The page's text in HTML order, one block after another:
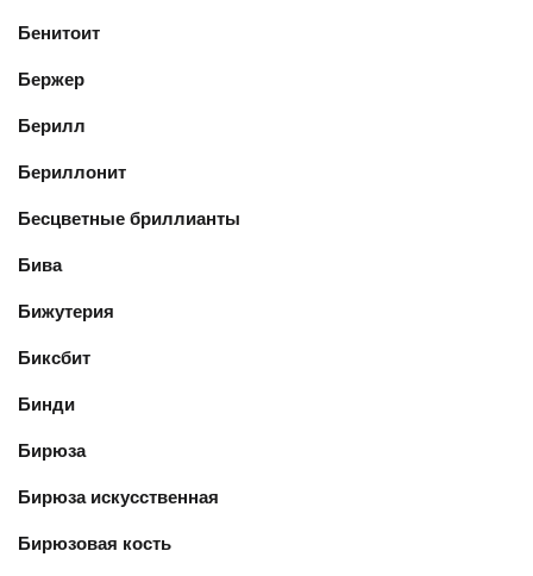
Бенитоит
Бержер
Берилл
Бериллонит
Бесцветные бриллианты
Бива
Бижутерия
Биксбит
Бинди
Бирюза
Бирюза искусственная
Бирюзовая кость